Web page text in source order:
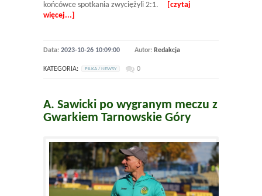
końcówce spotkania zwyciężyli 2:1.
[czytaj
więcej...]
Data: 2023-10-26 10:09:00 Autor: Redakcja
KATEGORIA: PILKA / NEWSY 0
A. Sawicki po wygranym meczu z
Gwarkiem Tarnowskie Góry